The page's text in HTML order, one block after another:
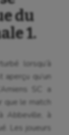
du
1.
lorsqu’à
qu’un
SC a
que le match
Abbeville, à
Les joueurs